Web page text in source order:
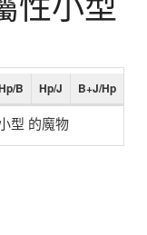
B Hp/J B+J/Hp
型 的魔物